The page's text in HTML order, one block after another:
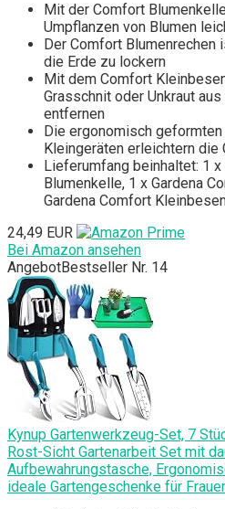
Mit der Comfort
Umpflanzen von Blumen
Der Comfort
die Erde zu lockern
Mit dem Comfort
Grasschnit oder Unkraut
entfernen
Die ergonomisch
Kleingeräten erleichtern die
Lieferumfang beinhaltet: 1
Blumenkelle, 1 x Gardena
Gardena Comfort
24,49 EUR
Bei Amazon ansehen
AngebotBestseller Nr. 14
Kynup Gartenwerkzeug-Set, 7
Rost-Sicht Gartenarbeit Set mit
Aufbewahrungstasche,
ideale Gartengeschenke für